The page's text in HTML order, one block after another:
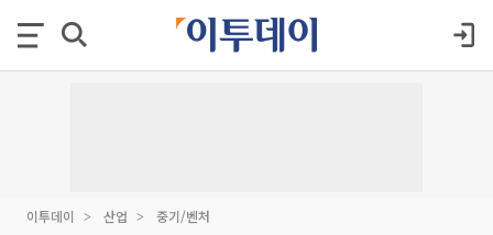
이투데이 산업 중기/벤처